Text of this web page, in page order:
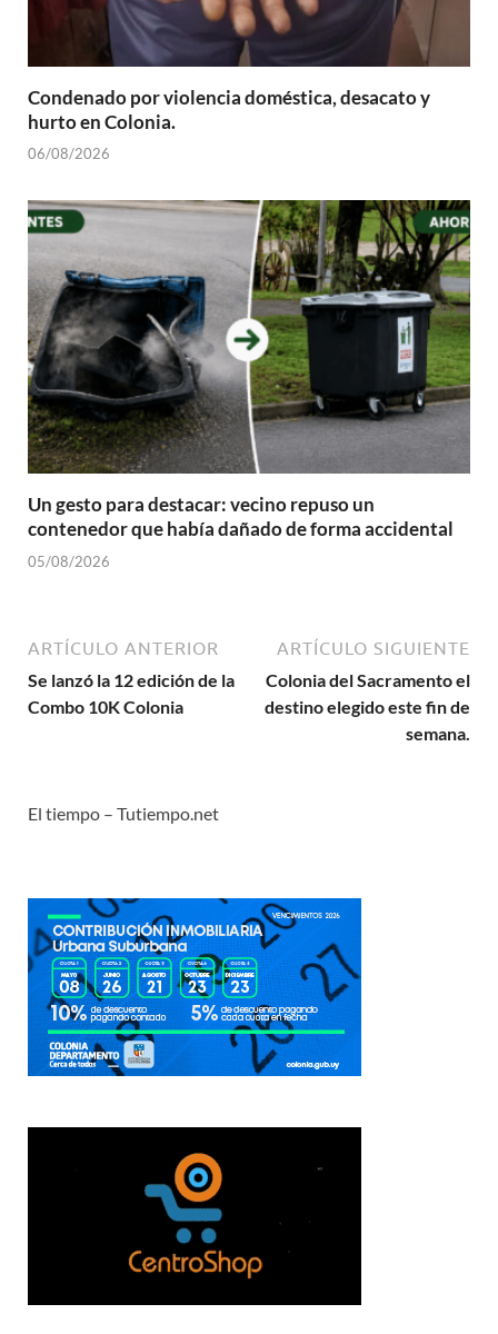
Condenado por violencia doméstica, desacato y
hurto en Colonia.
06/08/2026
Un gesto para destacar: vecino repuso un
contenedor que había dañado de forma accidental
05/08/2026
ARTÍCULO ANTERIOR
Se lanzó la 12 edición de la
Combo 10K Colonia
ARTÍCULO SIGUIENTE
Colonia del Sacramento el
destino elegido este fin de
semana.
El tiempo – Tutiempo.net